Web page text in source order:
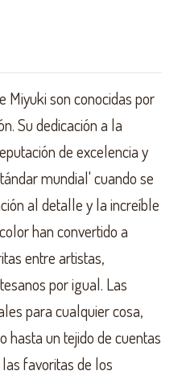
Miyuki son conocidas por
Su dedicación a la
de excelencia y
mundial' cuando se
al detalle y la increíble
han convertido a
entre artistas,
por igual. Las
para cualquier cosa,
hasta un tejido de cuentas
favoritas de los